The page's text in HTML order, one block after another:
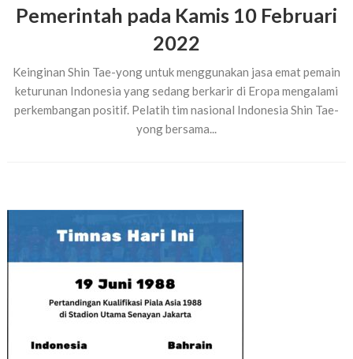
Pemerintah pada Kamis 10 Februari
2022
Keinginan Shin Tae-yong untuk menggunakan jasa emat pemain
keturunan Indonesia yang sedang berkarir di Eropa mengalami
perkembangan positif. Pelatih tim nasional Indonesia Shin Tae-
yong bersama...